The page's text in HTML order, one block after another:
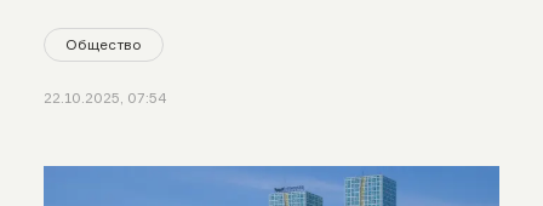
Общество
22.10.2025, 07:54